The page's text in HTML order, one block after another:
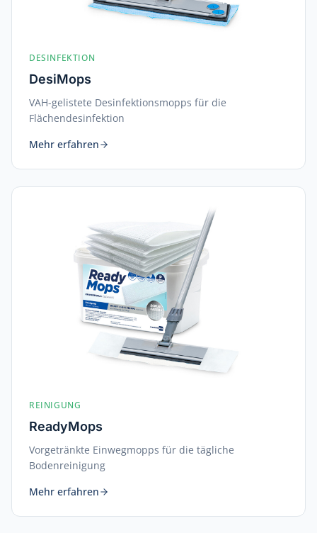
DESINFEKTION
DesiMops
VAH-gelistete Desinfektionsmopps für die
Flächendesinfektion
Mehr erfahren
REINIGUNG
ReadyMops
Vorgetränkte Einwegmopps für die tägliche
Bodenreinigung
Mehr erfahren